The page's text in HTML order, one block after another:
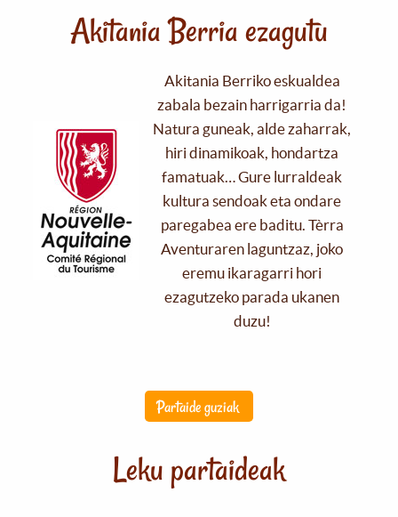
Akitania Berria ezagutu
Akitania Berriko eskualdea
zabala bezain harrigarria da!
Natura guneak, alde zaharrak,
hiri dinamikoak, hondartza
famatuak… Gure lurraldeak
kultura sendoak eta ondare
paregabea ere baditu. Tèrra
Aventuraren laguntzaz, joko
eremu ikaragarri hori
ezagutzeko parada ukanen
duzu!
Partaide guziak
Leku partaideak